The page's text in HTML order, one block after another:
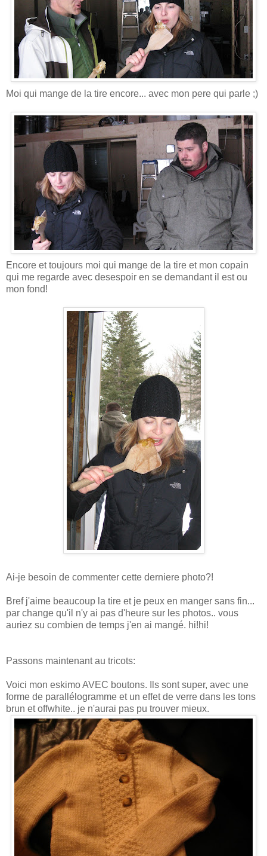
Moi qui mange de la tire encore... avec mon pere qui parle ;)
Encore et toujours moi qui mange de la tire et mon copain
qui me regarde avec desespoir en se demandant il est ou
mon fond!
Ai-je besoin de commenter cette derniere photo?!
Bref j'aime beaucoup la tire et je peux en manger sans fin...
par change qu'il n'y ai pas d'heure sur les photos.. vous
auriez su combien de temps j'en ai mangé. hi!hi!
Passons maintenant au tricots:
Voici mon eskimo AVEC boutons. Ils sont super, avec une
forme de parallélogramme et un effet de verre dans les tons
brun et offwhite.. je n'aurai pas pu trouver mieux.